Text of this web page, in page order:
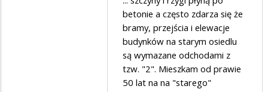
SUWALCZANIN
betonie a często zdarza się że
bramy, przejścia i elewacje
budynków na starym osiedlu
są wymazane odchodami z
tzw. "2". Mieszkam od prawie
50 lat na na "starego"